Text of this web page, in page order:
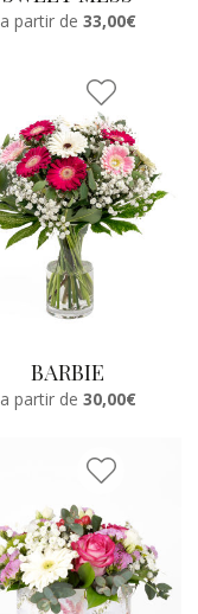
a partir de 33,00€
BARBIE
a partir de 30,00€